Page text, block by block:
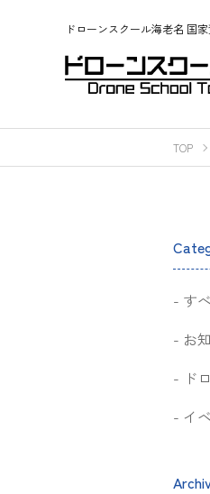
ドローンスクール海老名 国
TOP
す
お
ド
イ